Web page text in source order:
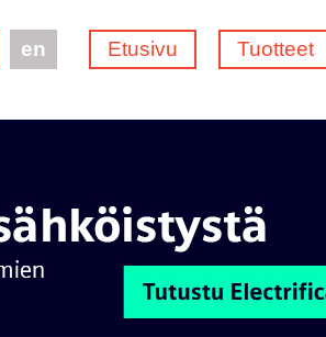
Etusivu Tuotteet
en